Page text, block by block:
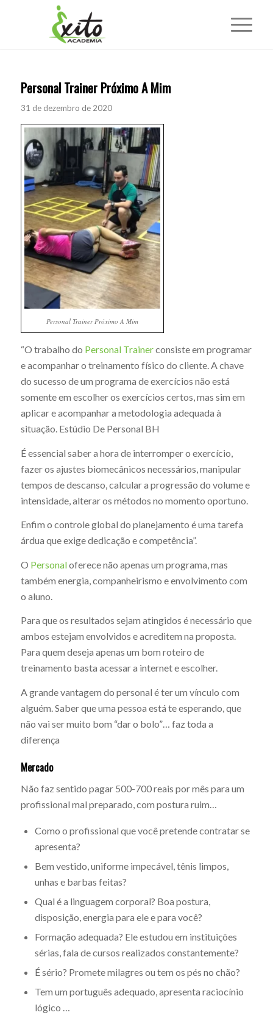
Personal Trainer Próximo A Mim
31 de dezembro de 2020
Personal Trainer Próximo A Mim
“O trabalho do Personal Trainerconsiste em programar
e acompanhar o treinamento físico do cliente. A chave
do sucesso de um programa de exercícios não está
somente em escolher os exercícios certos, mas sim em
aplicar e acompanhar a metodologia adequada à
situação. Estúdio De Personal BH
É essencial saber a hora de interromper o exercício,
fazer os ajustes biomecânicos necessários, manipular
tempos de descanso, calcular a progressão do volume e
intensidade, alterar os métodos no momento oportuno.
Enfim o controle global do planejamento é uma tarefa
árdua que exige dedicação e competência”.
O Personaloferece não apenas um programa, mas
também energia, companheirismo e envolvimento com
o aluno.
Para que os resultados sejam atingidos é necessário que
ambos estejam envolvidos e acreditem na proposta.
Para quem deseja apenas um bom roteiro de
treinamento basta acessar a internet e escolher.
A grande vantagem do personal é ter um vínculo com
alguém. Saber que uma pessoa está te esperando, que
não vai ser muito bom “dar o bolo”… faz toda a
diferença
Mercado
Não faz sentido pagar 500-700 reais por mês para um
profissional mal preparado, com postura ruim…
Como o profissional que você pretende contratar se
apresenta?
Bem vestido, uniforme impecável, tênis limpos,
unhas e barbas feitas?
Qual é a linguagem corporal? Boa postura,
disposição, energia para ele e para você?
Formação adequada? Ele estudou em instituições
sérias, fala de cursos realizados constantemente?
É sério? Promete milagres ou tem os pés no chão?
Tem um português adequado, apresenta raciocínio
lógico …